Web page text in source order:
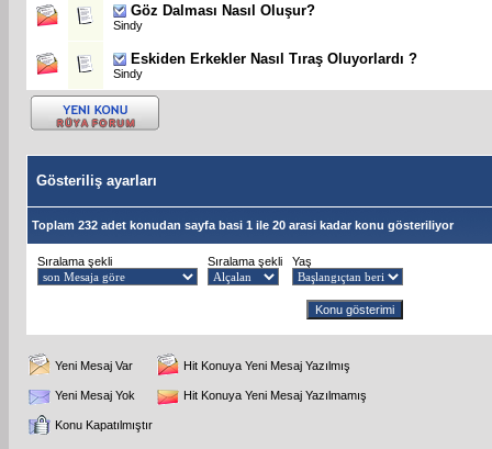
Göz Dalması Nasıl Oluşur?
Sindy
Eskiden Erkekler Nasıl Tıraş Oluyorlardı ?
Sindy
Gösteriliş ayarları
Toplam 232 adet konudan sayfa basi 1 ile 20 arasi kadar konu gösteriliyor
Sıralama şekli Sıralama şekli Yaş
Yeni Mesaj Var Hit Konuya Yeni Mesaj Yazılmış
Yeni Mesaj Yok Hit Konuya Yeni Mesaj Yazılmamış
Konu Kapatılmıştır